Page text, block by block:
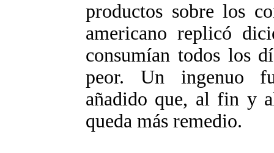
productos sobre los
americano replicó
consumían todos los
peor. Un ingenuo
añadido que, al fin y
queda más remedio.